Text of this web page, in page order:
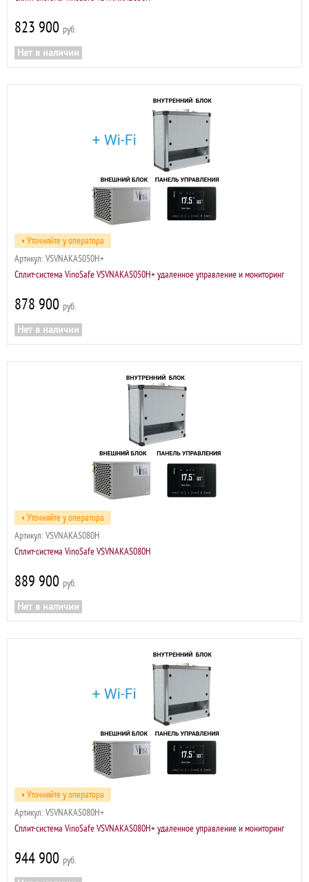
823 900 р
Нет в наличии
• Уточняйте у оператора
Артикул: VSVNAKAS050H+
Сплит-система VinoSafe VSVNAKAS050H+ удаленное управление и мониторинг
878 900 р
Нет в наличии
• Уточняйте у оператора
Артикул: VSVNAKAS080H
Сплит-система VinoSafe VSVNAKAS080H
889 900 р
Нет в наличии
• Уточняйте у оператора
Артикул: VSVNAKAS080H+
Сплит-система VinoSafe VSVNAKAS080H+ удаленное управление и мониторинг
944 900 р